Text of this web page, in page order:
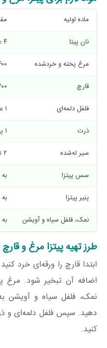
ماده اولیه
نان پیتا
۴ عدد
مرغ پخته و خردشده
۴۰۰
قارچ
۳۰۰ تا
فلفل دلمه‌ای
۱ عدد
ذرت
۱ پیمانه
سیر له‌شده
۲ تا ۳ حبه
سس پیتزا
پنیر پیتزا
نمک، فلفل سیاه و آویشن
طرز تهیه پیتزا مرغ و قارچ
ابتدا قارچ را ورقه‌ای خرد
اضافه آن تبخیر شود. مرغ
نمک، فلفل سیاه و آویشن
دهید. سپس فلفل دلمه‌ای و
کنید.